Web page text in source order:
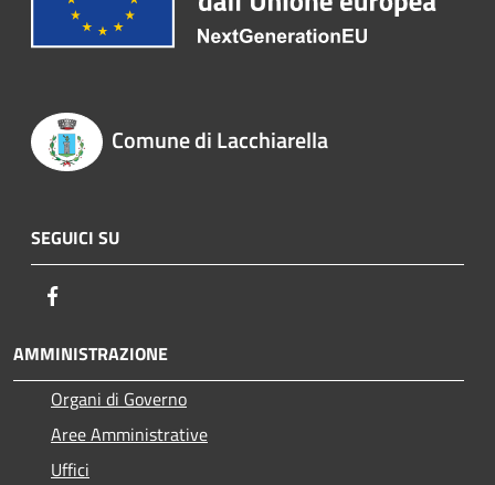
Comune di Lacchiarella
SEGUICI SU
AMMINISTRAZIONE
Organi di Governo
Aree Amministrative
Uffici